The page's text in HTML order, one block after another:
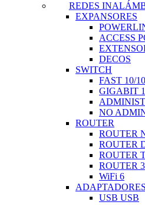
REDES
EXPANSORES
ACCESS
DECOS
SWITCH
FAST 10/
GIGABIT
NO
ROUTER
ROUTER
ROUTER
ROUTER
ROUTER
WiFi 6
USB USB